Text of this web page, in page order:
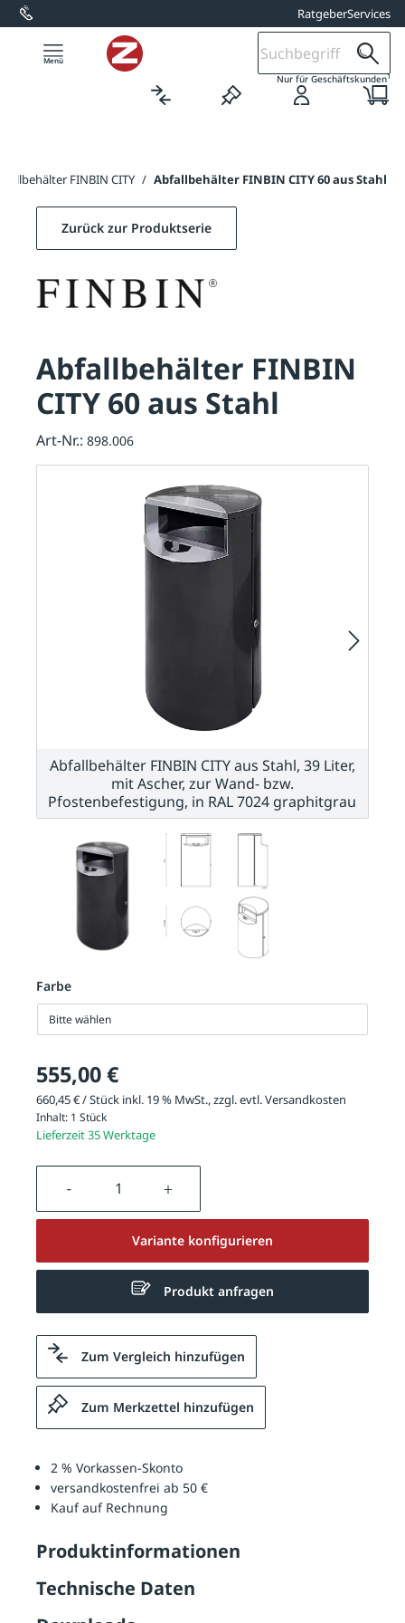
springen RatgeberServices
Nur für Geschäftskunden1
FINBIN CITY / Abfallbehälter FINBIN CITY 60 aus Stahl
Farbe
Bitte wählen
555,00 €
660,45 € / Stück inkl. 19 % MwSt., zzgl. evtl.Versandkosten
Inhalt: 1 Stück
Lieferzeit 35 Werktage
Produkt Anzahl: Gib den
Variante konfigurieren
Produkt anfragen
Zum Vergleich hinzufügen
Zum Merkzettel hinzufügen
2 % Vorkassen-Skonto
versandkostenfrei ab 50 €
Kauf auf Rechnung
Produktinformationen
Technische Daten
Zurück zur Produktserie
Abfallbehälter FINBIN
CITY 60 aus Stahl
Art-Nr.: 898.006
Abfallbehälter FINBIN CITY aus Stahl, 39 Liter,
mit Ascher, zur Wand- bzw.
Pfostenbefestigung, in RAL 7024 graphitgrau